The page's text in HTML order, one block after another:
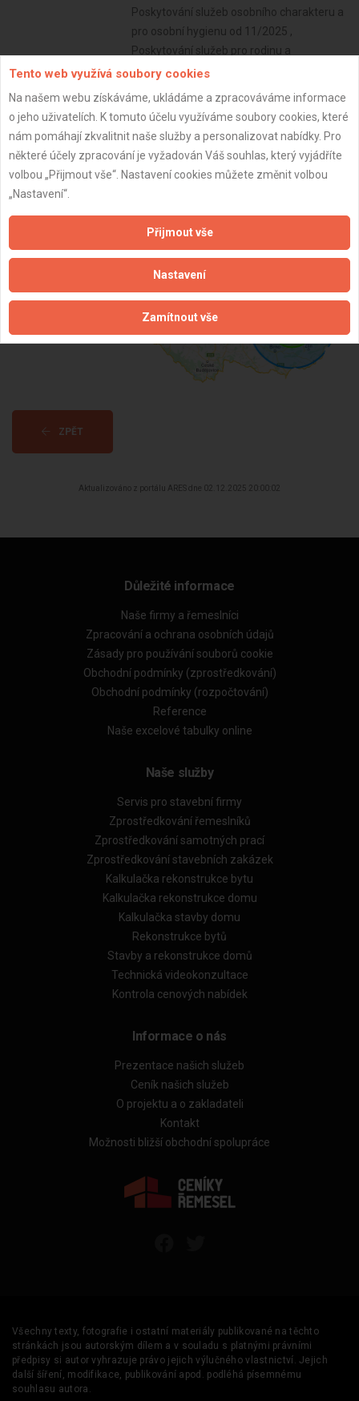
Poskytování služeb osobního charakteru a
pro osobní hygienu od 11/2025 ,
Poskytování služeb pro rodinu a
domácnost od 11/2025 , Výroba, obchod a
Zprostředkování služeb od 05/2001
Subjekt: OSVČ
DPH: Plátce
Věk:
Datum registrace: 3.4.2023
ZPĚT
Aktualizováno z portálu ARES dne 02.12.2025 20:00:02
Důležité informace
Naše firmy a řemeslníci
Zpracování a ochrana osobních údajů
Zásady pro používání souborů cookie
Obchodní podmínky (zprostředkování)
Obchodní podmínky (rozpočtování)
Reference
Naše excelové tabulky online
Naše služby
Servis pro stavební firmy
Zprostředkování řemeslníků
Zprostředkování samotných prací
Zprostředkování stavebních zakázek
Kalkulačka rekonstrukce bytu
Kalkulačka rekonstrukce domu
Kalkulačka stavby domu
Rekonstrukce bytů
Stavby a rekonstrukce domů
Technická videokonzultace
Kontrola cenových nabídek
Informace o nás
Prezentace našich služeb
Ceník našich služeb
O projektu a o zakladateli
Kontakt
Možnosti bližší obchodní spolupráce
Všechny texty, fotografie i ostatní materiály publikované na těchto
stránkách jsou autorským dílem a v souladu s platnými právními
předpisy si autor vyhrazuje právo jejich výlučného vlastnictví. Jejich
další šíření, modifikace, publikování apod. podléhá písemnému
souhlasu autora.
Tento web využívá soubory cookies
Na našem webu získáváme, ukládáme a zpracováváme informace
o jeho uživatelích. K tomuto účelu využíváme soubory cookies, které
nám pomáhají zkvalitnit naše služby a personalizovat nabídky. Pro
některé účely zpracování je vyžadován Váš souhlas, který vyjádříte
volbou „Přijmout vše“. Nastavení cookies můžete změnit volbou
„Nastavení“.
Přijmout vše
Nastavení
Zamítnout vše